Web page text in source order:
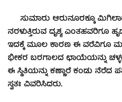
ಸುಮಾರು ಆರುನೂರಕ್ಕೂ
ನರಳುತ್ತಿರುವ ದೃಶ್ಯ ಎಂತಹವರಿಗೂ
ಇದಕ್ಕೆ ಮೂಲ ಕಾರಣ ಈ ವರೆವಿಗೂ
ಭೀಕರ ಬರಗಾಲದ ಛಾಯೆಯನ್ನು
ಈ ಸ್ಥಿತಿಯನ್ನು ಕಣ್ಣಾರೆ ಕಂಡು ನೆರೆದ
ಸ್ವತಃ ವಿವರಿಸಿದರು.